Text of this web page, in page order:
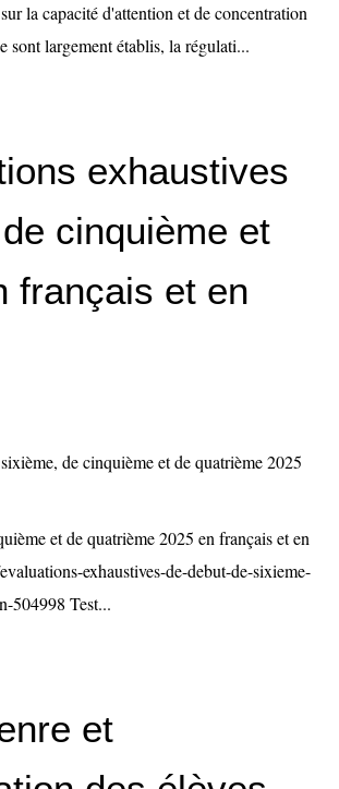
la capacité d'attention et de concentration
sont largement établis, la régulati...
exhaustives
cinquième et
français et en
et de quatrième 2025 en français et en
exhaustives-de-debut-de-sixieme-
504998 Test...
et